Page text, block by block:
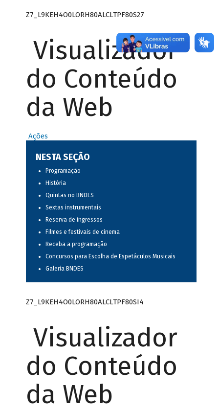
Z7_L9KEH4O0LORH80ALCLTPF80S27
Visualizador
do Conteúdo
da Web
Ações
NESTA SEÇÃO
Programação
História
Quintas no BNDES
Sextas instrumentais
Reserva de ingressos
Filmes e festivais de cinema
Receba a programação
Concursos para Escolha de Espetáculos Musicais
Galeria BNDES
Z7_L9KEH4O0LORH80ALCLTPF80SI4
Visualizador
do Conteúdo
da Web